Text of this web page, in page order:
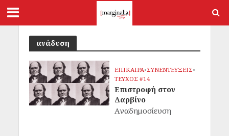
ανάδυση
ΕΠΙΚΑΙΡΑ•ΣΥΝΕΝΤΕΥΞΕΙΣ•
ΤΕΥΧΟΣ #14
Επιστροφή στον
Δαρβίνο
Αναδημοσίευση